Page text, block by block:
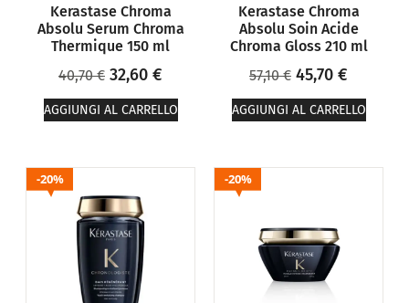
Kerastase Chroma
Absolu Serum Chroma
Thermique 150 ml
40,70€ 32,60 €
AGGIUNGI AL CARRELLO
Kerastase Chroma
Absolu Soin Acide
Chroma Gloss 210 ml
57,10€ 45,70 €
AGGIUNGI AL CARRELLO
20% 20%